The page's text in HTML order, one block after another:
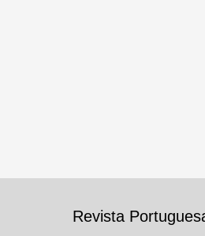
Revista